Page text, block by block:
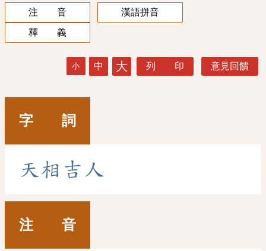
注 音
漢語拼音
釋 義
小 中 大 列 印 意見回饋
字 詞
天 相 吉 人
注 音